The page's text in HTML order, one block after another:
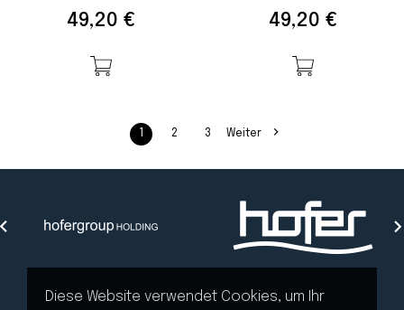
Diese Website verwendet Cookies, um Ihr
Preis
49,20 € Preis
49,20 €
2 3 Weiter 